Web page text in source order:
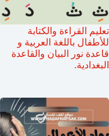
تعليم القراءة والكتابة
للأطفال باللغة العربية و
قاعدة نور البيان والقاعدة
البغدادية.